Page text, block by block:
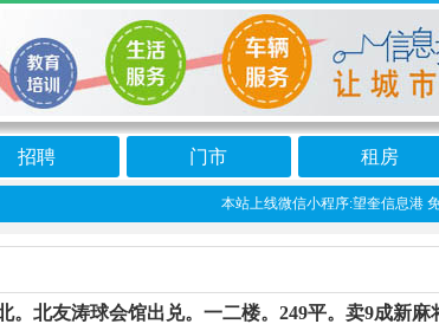
招聘 门市 租房
本站上线微信小程序:望奎信息港 免
。北友涛球会馆出兑。一二楼。249平。卖9成新麻